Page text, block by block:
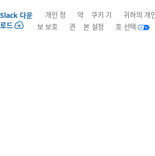
Slack 다운
로드
개인 정
보 보호
약
관
쿠키 기
본 설정
귀하의 개
호 선택